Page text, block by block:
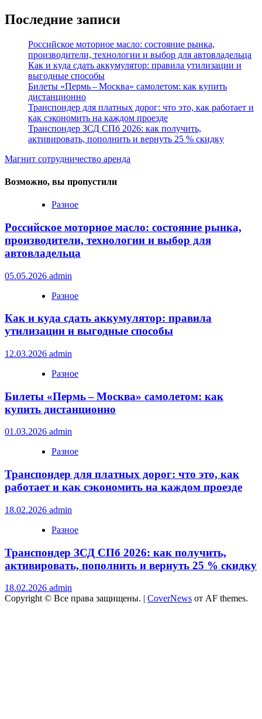
Последние записи
Российское моторное масло: состояние рынка,
производители, технологии и выбор для автовладельца
Как и куда сдать аккумулятор: правила утилизации и
выгодные способы
Билеты «Пермь – Москва» самолетом: как купить
дистанционно
Транспондер для платных дорог: что это, как работает и
как сэкономить на каждом проезде
Транспондер ЗСД СПб 2026: как получить,
активировать, пополнить и вернуть 25 % скидку
Магнит сотрудничество аренда
Возможно, вы пропустили
Разное
Российское моторное масло: состояние рынка,
производители, технологии и выбор для
автовладельца
05.05.2026 admin
Разное
Как и куда сдать аккумулятор: правила
утилизации и выгодные способы
12.03.2026 admin
Разное
Билеты «Пермь – Москва» самолетом: как
купить дистанционно
01.03.2026 admin
Разное
Транспондер для платных дорог: что это, как
работает и как сэкономить на каждом проезде
18.02.2026 admin
Разное
Транспондер ЗСД СПб 2026: как получить,
активировать, пополнить и вернуть 25 % скидку
18.02.2026 admin
Copyright © Все права защищены. | CoverNews от AF themes.